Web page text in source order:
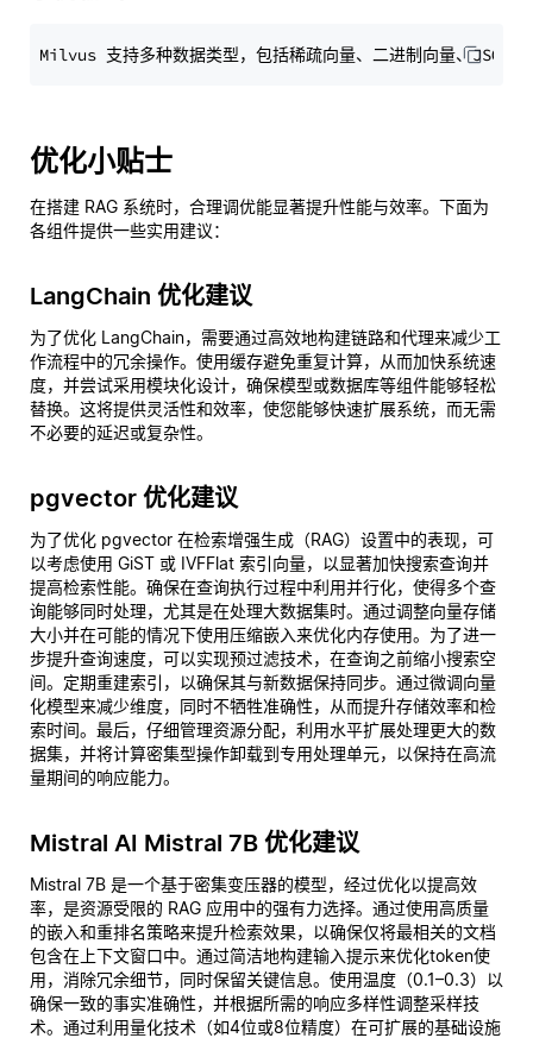
优化小贴士
在搭建 RAG 系统时，合理调优能显著提升性能与效率。下面为
各组件提供一些实用建议：
LangChain 优化建议
为了优化 LangChain，需要通过高效地构建链路和代理来减少工
作流程中的冗余操作。使用缓存避免重复计算，从而加快系统速
度，并尝试采用模块化设计，确保模型或数据库等组件能够轻松
替换。这将提供灵活性和效率，使您能够快速扩展系统，而无需
不必要的延迟或复杂性。
pgvector 优化建议
为了优化 pgvector 在检索增强生成（RAG）设置中的表现，可
以考虑使用 GiST 或 IVFFlat 索引向量，以显著加快搜索查询并
提高检索性能。确保在查询执行过程中利用并行化，使得多个查
询能够同时处理，尤其是在处理大数据集时。通过调整向量存储
大小并在可能的情况下使用压缩嵌入来优化内存使用。为了进一
步提升查询速度，可以实现预过滤技术，在查询之前缩小搜索空
间。定期重建索引，以确保其与新数据保持同步。通过微调向量
化模型来减少维度，同时不牺牲准确性，从而提升存储效率和检
索时间。最后，仔细管理资源分配，利用水平扩展处理更大的数
据集，并将计算密集型操作卸载到专用处理单元，以保持在高流
量期间的响应能力。
Mistral AI Mistral 7B 优化建议
Mistral 7B 是一个基于密集变压器的模型，经过优化以提高效
率，是资源受限的 RAG 应用中的强有力选择。通过使用高质量
的嵌入和重排名策略来提升检索效果，以确保仅将最相关的文档
包含在上下文窗口中。通过简洁地构建输入提示来优化token使
用，消除冗余细节，同时保留关键信息。使用温度（0.1–0.3）以
确保一致的事实准确性，并根据所需的响应多样性调整采样技
术。通过利用量化技术（如4位或8位精度）在可扩展的基础设施